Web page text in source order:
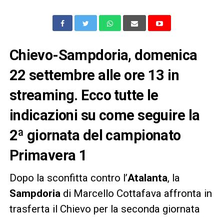
Chievo-Sampdoria, domenica
22 settembre alle ore 13 in
streaming. Ecco tutte le
indicazioni su come seguire la
2ª giornata del campionato
Primavera 1
Dopo la sconfitta contro l’Atalanta, la
Sampdoria di Marcello Cottafava affronta in
trasferta il Chievo per la seconda giornata